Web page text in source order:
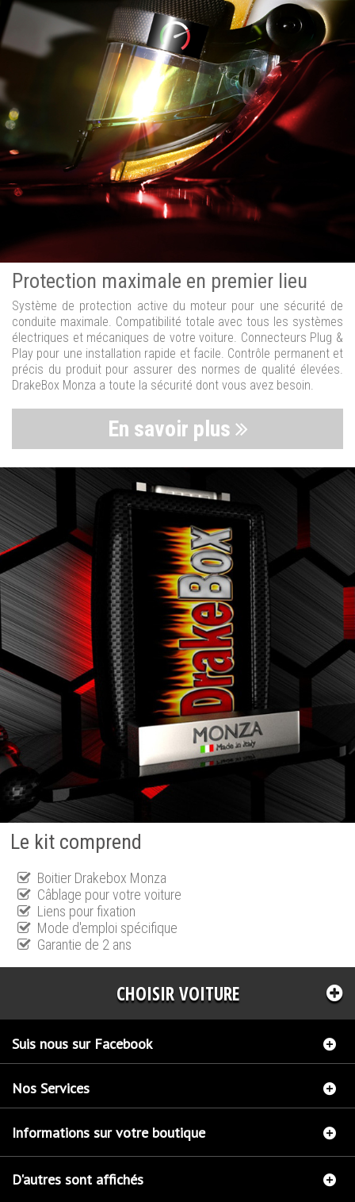
Protection maximale en premier lieu
Système de protection active du moteur pour une sécurité de
conduite maximale. Compatibilité totale avec tous les systèmes
électriques et mécaniques de votre voiture. Connecteurs Plug &
Play pour une installation rapide et facile. Contrôle permanent et
précis du produit pour assurer des normes de qualité élevées.
DrakeBox Monza a toute la sécurité dont vous avez besoin.
En savoir plus
Le kit comprend
Boitier Drakebox Monza
Câblage pour votre voiture
Liens pour fixation
Mode d'emploi spécifique
Garantie de 2 ans
CHOISIR VOITURE
Suis nous sur Facebook
Nos Services
Informations sur votre boutique
D'autres sont affichés